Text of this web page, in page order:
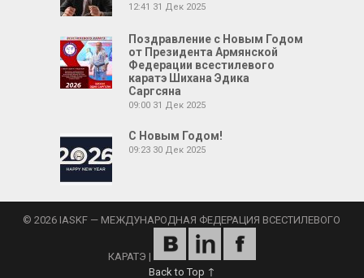
12:41 31 Дек 2025
Поздравление с Новым Годом
от Президента Армянской
Федерации всестилевого
каратэ Шихана Эдика
Саргсяна
09:00 31 Дек 2025
С Новым Годом!
09:23 30 Дек 2025
© 2026 IASKF — МЕЖДУНАРОДНАЯ ФЕДЕРАЦИЯ ВСЕСТИЛЕВОГО
КАРАТЭ |
Back to Top ↑